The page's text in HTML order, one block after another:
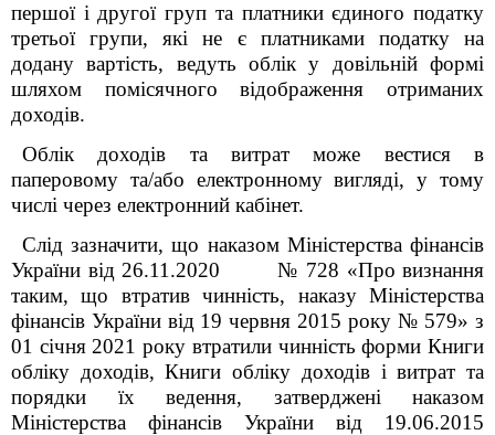
першої і другої груп та платники єдиного податку
третьої групи, які не є платниками податку на
додану вартість, ведуть облік у довільній формі
шляхом помісячного відображення отриманих
доходів.
Облік доходів та витрат може вестися в
паперовому та/або електронному вигляді, у тому
числі через електронний кабінет.
Слід зазначити, що наказом Міністерства фінансів
України від 26.11.2020 № 728 «Про визнання
таким, що втратив чинність, наказу Міністерства
фінансів України від 19 червня 2015 року № 579» з
01 січня 2021 року втратили чинність форми Книги
обліку доходів, Книги обліку доходів і витрат та
порядки їх ведення, затверджені наказом
Міністерства фінансів України від 19.06.2015